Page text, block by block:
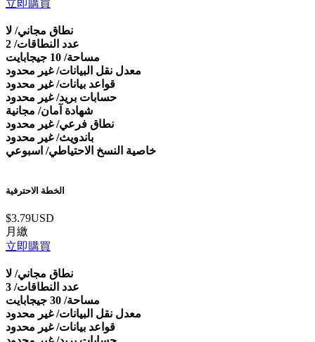
立即購買
نطاق مجاني/ لا
عدد النطاقات/ 2
مساحة/ 10 جيجابايت
معدل نقل البيانات/ غير محدود
قواعد بيانات/ غير محدود
حسابات بريد/ غير محدود
شهادة آمان/ مجانية
نطاق فرعي/ غير محدود
باندويث/ غير محدود
خاصية النسخ الاحتياطي/ اسبوعي
الخطة الاحترفية
$3.79USD
月繳
立即購買
نطاق مجاني/ لا
عدد النطاقات/ 3
مساحة/ 30 جيجابايت
معدل نقل البيانات/ غير محدود
قواعد بيانات/ غير محدود